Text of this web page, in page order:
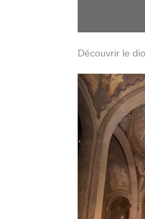
Découvrir le